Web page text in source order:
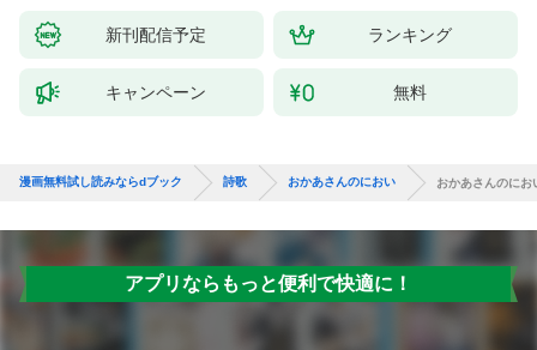
新刊配信予定 ランキング
キャンペーン 無料
漫画無料試し読みならdブック 詩歌 おかあさんのにおい おかあさんのにお
アプリならもっと便利で快適に！